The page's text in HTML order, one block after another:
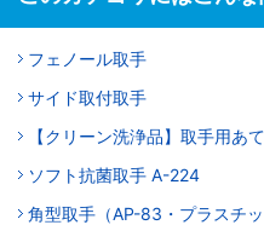
フェノール取手
サイド取付取手
【クリーン洗浄品】取手用あ
ソフト抗菌取手 A-224
角型取手（AP-83・プラスチッ